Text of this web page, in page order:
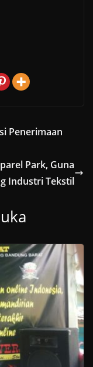
Penerimaan
Park, Guna
Industri Tekstil